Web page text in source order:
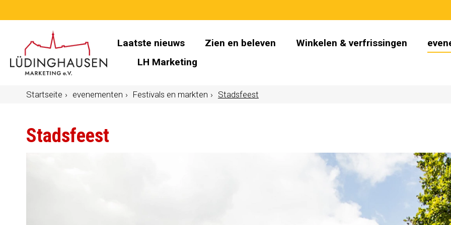
Laatste nieuws Zien en beleven Winkelen & verfrissingen
LH Marketing
Startseite evenementen Festivals en markten Stadsfeest
Stadsfeest